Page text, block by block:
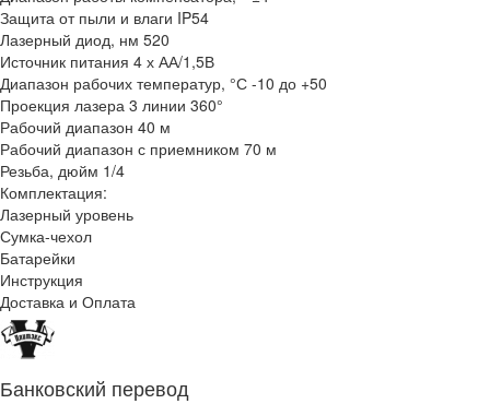
Защита от пыли и влаги IP54
Лазерный диод, нм 520
Источник питания 4 х АА/1,5В
Диапазон рабочих температур, °С -10 до +50
Проекция лазера 3 линии 360°
Рабочий диапазон 40 м
Рабочий диапазон с приемником 70 м
Резьба, дюйм 1/4
Комплектация:
Лазерный уровень
Сумка-чехол
Батарейки
Инструкция
Доставка и Оплата
Банковский перевод